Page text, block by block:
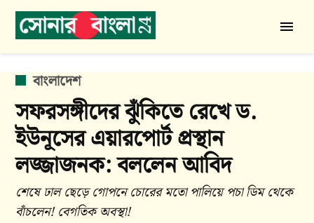
Skip
বাংলা
24
POSTED
বাংলাদেশ
সফরসঙ্গীদের ঝুঁকিতে রেখে ড.
ইউনূসের এয়ারপোর্ট প্রস্থান
লজ্জাজনক: বললেন আবিদ
শেষে ঢাল ছেড়ে গোপনে চোরের মতো পালিয়ে পচা ডিম থেকে
বাঁচলেন! বেগতিক অবস্থা!